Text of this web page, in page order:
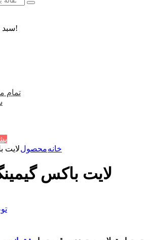
سبد خرید شما خالی است!
تمام
خانهمحصوللایت
لایت باکس